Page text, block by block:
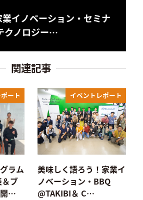
業イノベーション・セミナ
クノロジー…
関連記事
ート
ラム
ブ
開…
イベントレポート
美味しく語ろう！家業イ
ノベーション・BBQ
@TAKIBI＆ C…